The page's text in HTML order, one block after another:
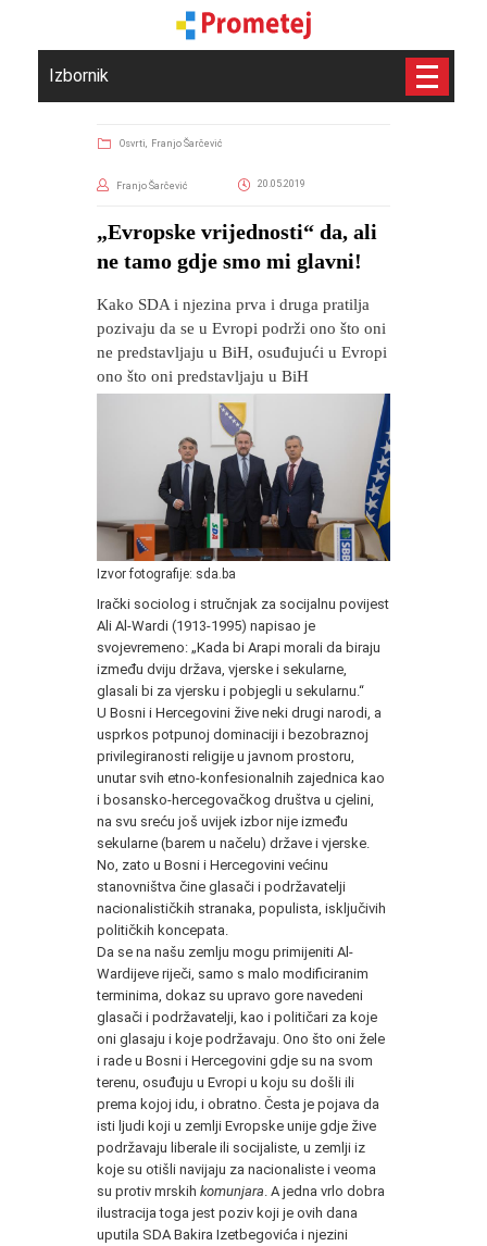
Izbornik
Osvrti, Franjo Šarčević
Franjo Šarčević 20.05.2019
„Evropske vrijednosti“ da, ali
ne tamo gdje smo mi glavni!
Kako SDA i njezina prva i druga pratilja
pozivaju da se u Evropi podrži ono što oni
ne predstavljaju u BiH, osuđujući u Evropi
ono što oni predstavljaju u BiH
Izvor fotografije: sda.ba
Irački sociolog i stručnjak za socijalnu povijest
Ali Al-Wardi (1913-1995) napisao je
svojevremeno: „Kada bi Arapi morali da biraju
između dviju država, vjerske i sekularne,
glasali bi za vjersku i pobjegli u sekularnu.“
U Bosni i Hercegovini žive neki drugi narodi, a
usprkos potpunoj dominaciji i bezobraznoj
privilegiranosti religije u javnom prostoru,
unutar svih etno-konfesionalnih zajednica kao
i bosansko-hercegovačkog društva u cjelini,
na svu sreću još uvijek izbor nije između
sekularne (barem u načelu) države i vjerske.
No, zato u Bosni i Hercegovini većinu
stanovništva čine glasači i podržavatelji
nacionalističkih stranaka, populista, isključivih
političkih koncepata.
Da se na našu zemlju mogu primijeniti Al-
Wardijeve riječi, samo s malo modificiranim
terminima, dokaz su upravo gore navedeni
glasači i podržavatelji, kao i političari za koje
oni glasaju i koje podržavaju. Ono što oni žele
i rade u Bosni i Hercegovini gdje su na svom
terenu, osuđuju u Evropi u koju su došli ili
prema kojoj idu, i obratno. Česta je pojava da
isti ljudi koji u zemlji Evropske unije gdje žive
podržavaju liberale ili socijaliste, u zemlji iz
koje su otišli navijaju za nacionaliste i veoma
su protiv mrskih komunjara . A jedna vrlo dobra
ilustracija toga jest poziv koji je ovih dana
uputila SDA Bakira Izetbegovića i njezini